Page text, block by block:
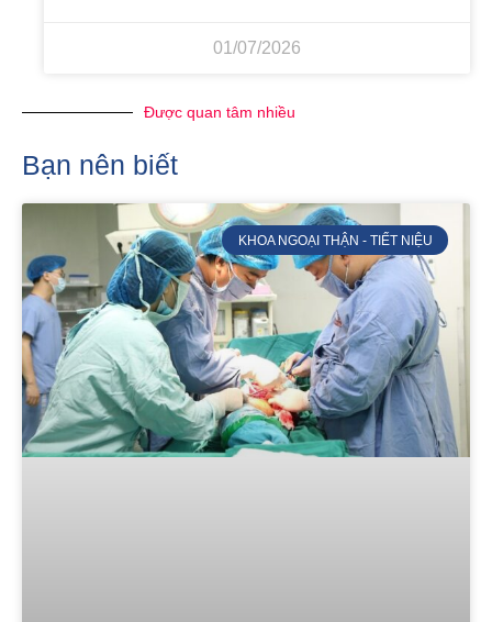
01/07/2026
Được quan tâm nhiều
Bạn nên biết
KHOA NGOẠI THẬN - TIẾT NIỆU